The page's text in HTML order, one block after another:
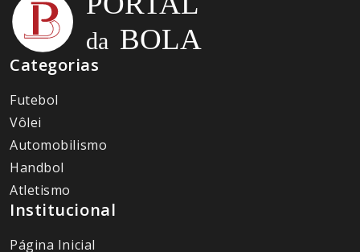
Categorias
Futebol
Vôlei
Automobilismo
Handbol
Atletismo
Institucional
Página Inicial